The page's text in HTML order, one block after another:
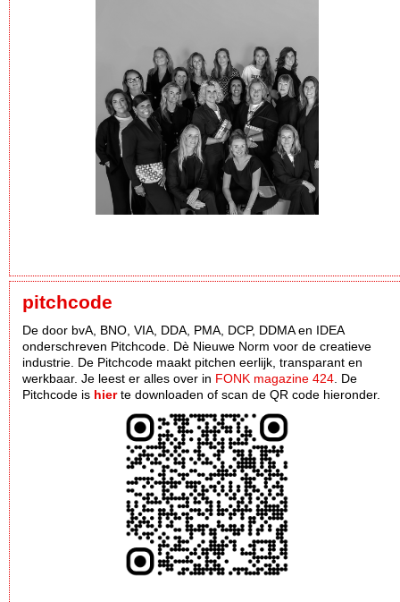
pitchcode
De door bvA, BNO, VIA, DDA, PMA, DCP, DDMA en IDEA
onderschreven Pitchcode. Dè Nieuwe Norm voor de creatieve
industrie. De Pitchcode maakt pitchen eerlijk, transparant en
werkbaar. Je leest er alles over in FONK magazine 424 . De
Pitchcode is hierte downloaden of scan de QR code hieronder.